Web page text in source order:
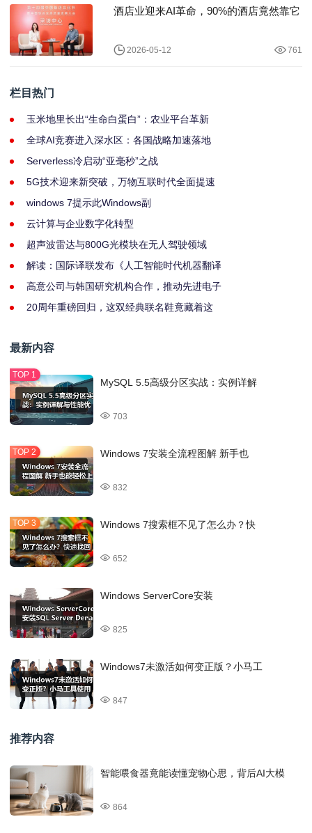
酒店业迎来AI革命，90%的酒店竟然靠它
2026-05-12 761
栏目热门
玉米地里长出“生命白蛋白”：农业平台革新
全球AI竞赛进入深水区：各国战略加速落地
Serverless冷启动“亚毫秒”之战
5G技术迎来新突破，万物互联时代全面提速
windows 7提示此Windows副
云计算与企业数字化转型
超声波雷达与800G光模块在无人驾驶领域
解读：国际译联发布《人工智能时代机器翻译
高意公司与韩国研究机构合作，推动先进电子
20周年重磅回归，这双经典联名鞋竟藏着这
最新内容
MySQL 5.5高级分区实战：实例详解
703
Windows 7安装全流程图解 新手也
832
Windows 7搜索框不见了怎么办？快
652
Windows ServerCore安装
825
Windows7未激活如何变正版？小马工
847
推荐内容
智能喂食器竟能读懂宠物心思，背后AI大模
864